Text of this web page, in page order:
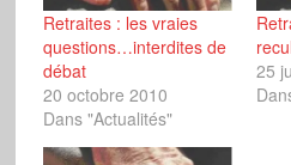
Retraites : les vraies
questions…interdites de
débat
20 octobre 2010
Dans "Actualités"
25